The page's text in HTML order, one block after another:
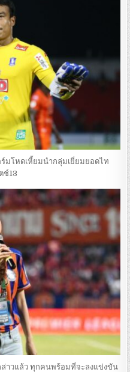
มโหดเหี้ยมนำกลุ่มเยี่ยมยอดไท
ช์13
าวแล้ว ทุกคนพร้อมที่จะลงแข่งขัน